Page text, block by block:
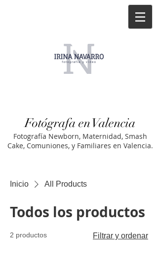
Fotógrafa en Valencia
Fotografía Newborn, Maternidad, Smash
Cake, Comuniones, y Familiares en Valencia.
Inicio All Products
Todos los productos
2 productos Filtrar y ordenar